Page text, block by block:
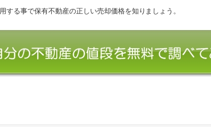
する事で保有不動産の正しい売却価格を知りましょう。